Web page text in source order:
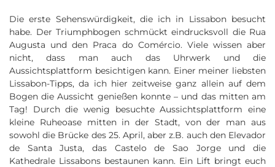
Die erste Sehenswürdigkeit, die ich in Lissabon besucht
habe. Der Triumphbogen schmückt eindrucksvoll die Rua
Augusta und den Praca do Comércio. Viele wissen aber
nicht, dass man auch das Uhrwerk und die
Aussichtsplattform besichtigen kann. Einer meiner liebsten
Lissabon-Tipps, da ich hier zeitweise ganz allein auf dem
Bogen die Aussicht genießen konnte – und das mitten am
Tag! Durch die wenig besuchte Aussichtsplattform eine
kleine Ruheoase mitten in der Stadt, von der man aus
sowohl die Brücke des 25. April, aber z.B. auch den Elevador
de Santa Justa, das Castelo de Sao Jorge und die
Kathedrale Lissabons bestaunen kann. Ein Lift bringt euch